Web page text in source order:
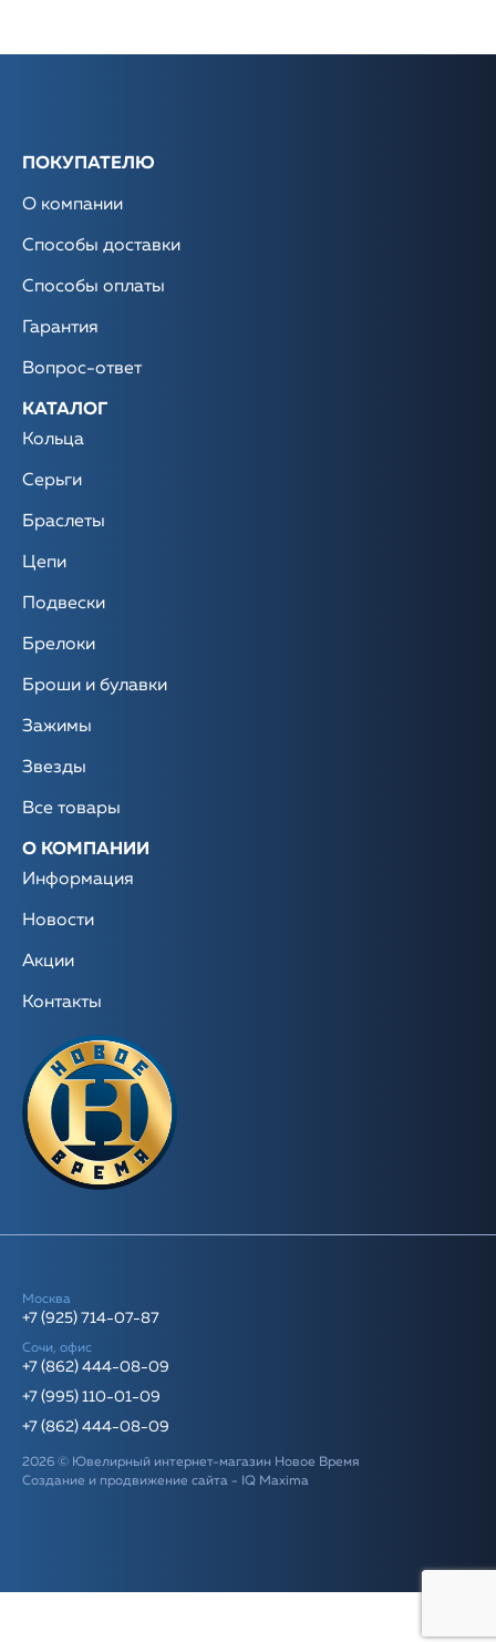
ПОКУПАТЕЛЮ
О компании
Способы доставки
Способы оплаты
Гарантия
Вопрос-ответ
КАТАЛОГ
Кольца
Серьги
Браслеты
Цепи
Подвески
Брелоки
Броши и булавки
Зажимы
Звезды
Все товары
О КОМПАНИИ
Информация
Новости
Акции
Контакты
Москва
+7 (925) 714-07-87
Сочи, офис
+7 (862) 444-08-09
+7 (995) 110-01-09
+7 (862) 444-08-09
2026 © Ювелирный интернет-магазин Новое Время
Создание и продвижение сайта - IQ Maxima